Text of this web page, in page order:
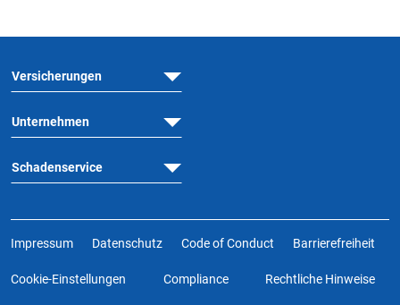
Versicherungen
Unternehmen
Schadenservice
Impressum Datenschutz Code of Conduct Barrierefreiheit
Cookie-Einstellungen Compliance Rechtliche Hinweise